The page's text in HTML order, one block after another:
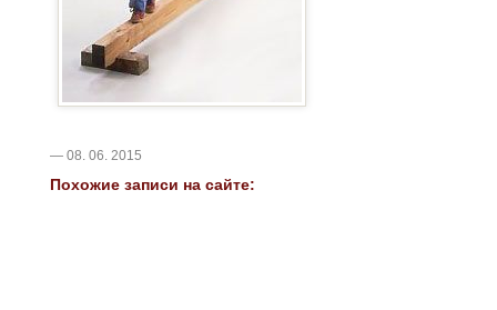
— 08. 06. 2015
Похожие записи на сайте: